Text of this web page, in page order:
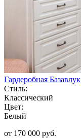
Гардеробная Базавлук
Стиль:
Классический
Цвет:
Белый
от 170 000 руб.